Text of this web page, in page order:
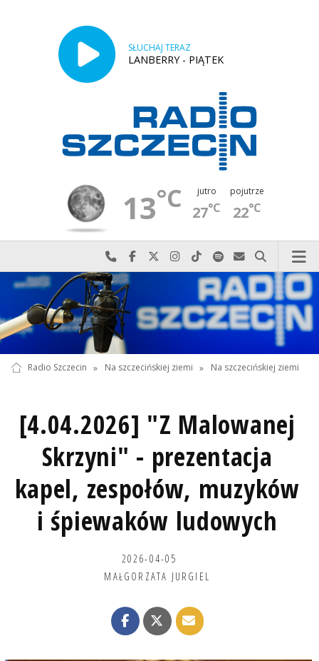
SŁUCHAJ TERAZ
LANBERRY - PIĄTEK
13°C jutro
27°C
pojutrze
22°C
Najlepiej po prostu do nas zadzwoń
Odwiedź nas na Facebook-u
Odwiedź nas na X
Odwiedź nas na Instagram-ie
Odwiedź nas na TikTok-u
Szukaj nas na Spotify
Wyślij do nas
Szukaj
Radio Szczecin » Na szczecińskiej ziemi » Na szczecińskiej ziemi
[4.04.2026] "Z Malowanej
Skrzyni" - prezentacja
kapel, zespołów, muzyków
i śpiewaków ludowych
2026-04-05
MAŁGORZATA JURGIEL